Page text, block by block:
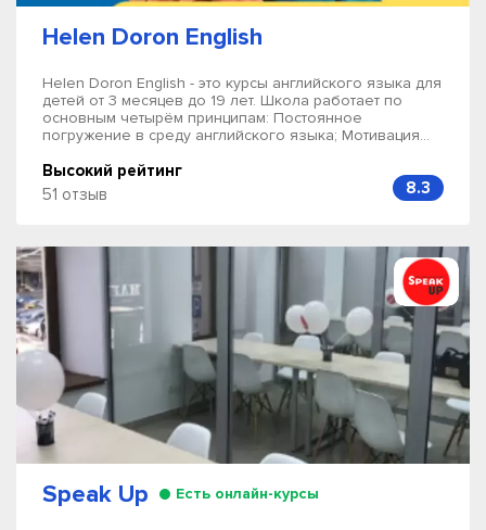
Helen Doron English
Helen Doron English - это курсы английского языка для
детей от 3 месяцев до 19 лет. Школа работает по
основным четырём принципам: Постоянное
погружение в среду английского языка; Мотивация...
Высокий рейтинг
51 отзыв
8.3
Speak Up Есть онлайн-курсы